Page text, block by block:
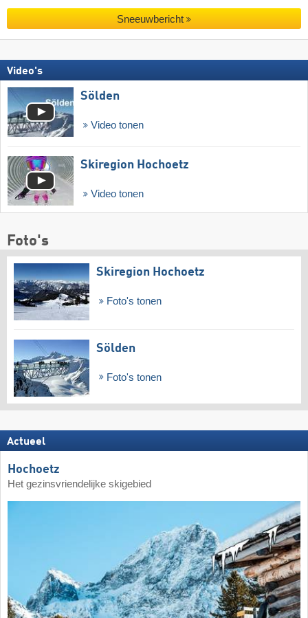
Sneeuwbericht
Video's
Sölden
Video tonen
Skiregion Hochoetz
Video tonen
Foto's
Skiregion Hochoetz
Foto's tonen
Sölden
Foto's tonen
Actueel
Hochoetz
Het gezinsvriendelijke skigebied